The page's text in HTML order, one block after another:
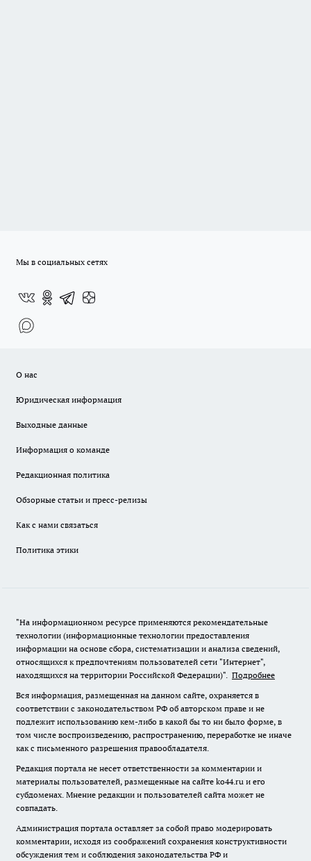
Мы в социальных сетях
О нас
Юридическая информация
Выходные данные
Информация о команде
Редакционная политика
Обзорные статьи и пресс-релизы
Как с нами связаться
Политика этики
"На информационном ресурсе применяются рекомендательные
технологии (информационные технологии предоставления
информации на основе сбора, систематизации и анализа сведений,
относящихся к предпочтениям пользователей сети "Интернет",
находящихся на территории Российской Федерации)". Подробнее
Вся информация, размещенная на данном сайте, охраняется в
соответствии с законодательством РФ об авторском праве и не
подлежит использованию кем-либо в какой бы то ни было форме, в
том числе воспроизведению, распространению, переработке не иначе
как с письменного разрешения правообладателя.
Редакция портала не несет ответственности за комментарии и
материалы пользователей, размещенные на сайте ko44.ru и его
субдоменах. Мнение редакции и пользователей сайта может не
совпадать.
Администрация портала оставляет за собой право модерировать
комментарии, исходя из соображений сохранения конструктивности
обсуждения тем и соблюдения законодательства РФ и